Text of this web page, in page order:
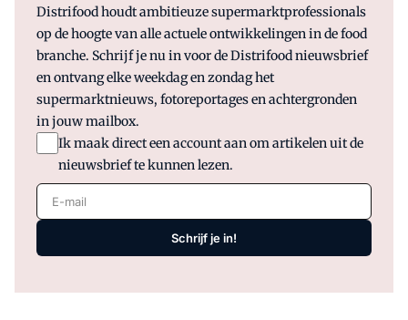
Distrifood houdt ambitieuze supermarktprofessionals
op de hoogte van alle actuele ontwikkelingen in de food
branche. Schrijf je nu in voor de Distrifood nieuwsbrief
en ontvang elke weekdag en zondag het
supermarktnieuws, fotoreportages en achtergronden
in jouw mailbox.
Ik maak direct een account aan om artikelen uit de
nieuwsbrief te kunnen lezen.
E-mail
Schrijf je in!